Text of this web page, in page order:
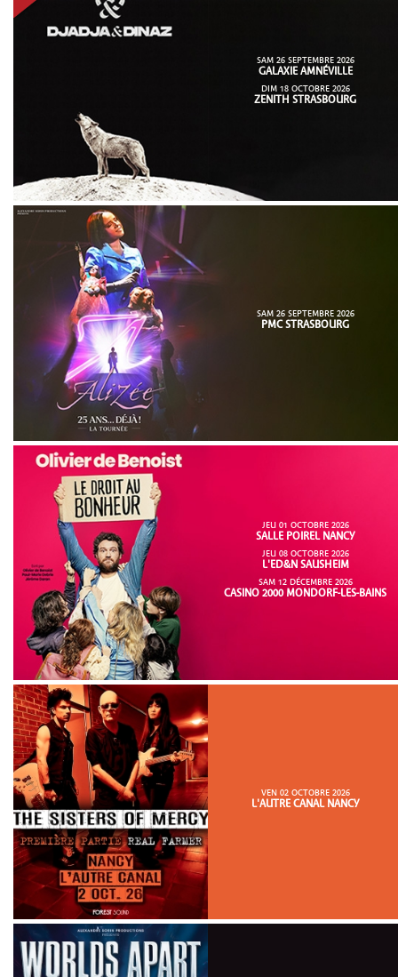
SAM 26 SEPTEMBRE 2026
GALAXIE AMNÉVILLE
DIM 18 OCTOBRE 2026
ZENITH STRASBOURG
SAM 26 SEPTEMBRE 2026
PMC STRASBOURG
JEU 01 OCTOBRE 2026
SALLE POIREL NANCY
JEU 08 OCTOBRE 2026
L'ED&N SAUSHEIM
SAM 12 DÉCEMBRE 2026
CASINO 2000 MONDORF-LES-BAINS
VEN 02 OCTOBRE 2026
L'AUTRE CANAL NANCY